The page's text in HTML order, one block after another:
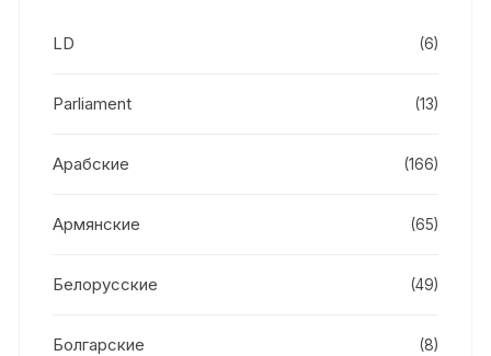
LD (6)
Parliament (13)
Арабские (166)
Армянские (65)
Белорусские (49)
Болгарские (8)